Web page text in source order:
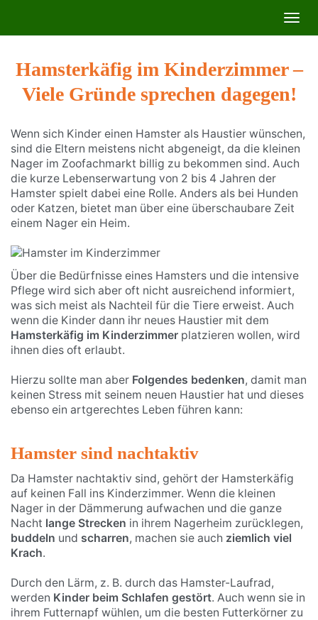
main
Hamsterkäfig im Kinderzimmer –
Viele Gründe sprechen dagegen!
Wenn sich Kinder einen Hamster als Haustier wünschen,
sind die Eltern meistens nicht abgeneigt, da die kleinen
Nager im Zoofachmarkt billig zu bekommen sind. Auch
die kurze Lebenserwartung von 2 bis 4 Jahren der
Hamster spielt dabei eine Rolle. Anders als bei Hunden
oder Katzen, bietet man über eine überschaubare Zeit
einem Nager ein Heim.
Über die Bedürfnisse eines Hamsters und die intensive
Pflege wird sich aber oft nicht ausreichend informiert,
was sich meist als Nachteil für die Tiere erweist. Auch
wenn die Kinder dann ihr neues Haustier mit dem
Hamsterkäfig im Kinderzimmer platzieren wollen, wird
ihnen dies oft erlaubt.
Hierzu sollte man aber Folgendes bedenken, damit man
keinen Stress mit seinem neuen Haustier hat und dieses
ebenso ein artgerechtes Leben führen kann:
Hamster sind nachtaktiv
Da Hamster nachtaktiv sind, gehört der Hamsterkäfig
auf keinen Fall ins Kinderzimmer. Wenn die kleinen
Nager in der Dämmerung aufwachen und die ganze
Nacht lange Strecken in ihrem Nagerheim zurücklegen,
buddeln und scharren, machen sie auch ziemlich viel
Krach.
Durch den Lärm, z. B. durch das Hamster-Laufrad,
werden Kinder beim Schlafen gestört. Auch wenn sie in
ihrem Futternapf wühlen, um die besten Futterkörner zu